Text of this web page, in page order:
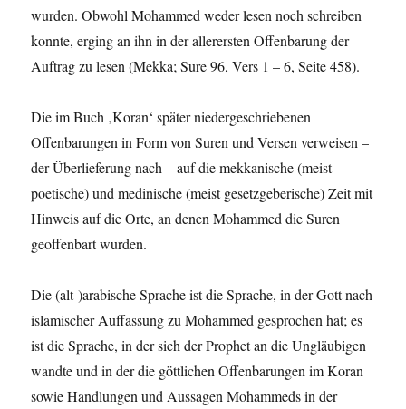
wurden. Obwohl Mohammed weder lesen noch schreiben
konnte, erging an ihn in der allerersten Offenbarung der
Auftrag zu lesen (Mekka; Sure 96, Vers 1 – 6, Seite 458).
Die im Buch ‚Koran‘ später niedergeschriebenen
Offenbarungen in Form von Suren und Versen verweisen –
der Überlieferung nach – auf die mekkanische (meist
poetische) und medinische (meist gesetzgeberische) Zeit mit
Hinweis auf die Orte, an denen Mohammed die Suren
geoffenbart wurden.
Die (alt-)arabische Sprache ist die Sprache, in der Gott nach
islamischer Auffassung zu Mohammed gesprochen hat; es
ist die Sprache, in der sich der Prophet an die Ungläubigen
wandte und in der die göttlichen Offenbarungen im Koran
sowie Handlungen und Aussagen Mohammeds in der